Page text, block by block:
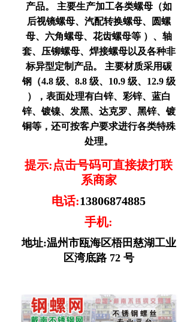
产品。 主要生产加工各类螺母（如
后视镜螺母、汽配转换螺母、圆螺
母、六角螺母、花齿螺母等 ）、轴
套、压铆螺母、焊接螺母以及各种非
标异型定制产品。 主要材质采用碳
钢（4.8 级、8.8 级、10.9 级、12.9 级
），表面处理有白锌、彩锌、蓝白
锌、镀镍、发黑、达克罗、黑锌、镀
铜等，还可按客户要求进行各类特殊
处理。
提示:点击号码可直接拔打联
系商家
电话:13806874885
手机:
地址:温州市瓯海区梧田慈湖工业
区湾底路 72 号